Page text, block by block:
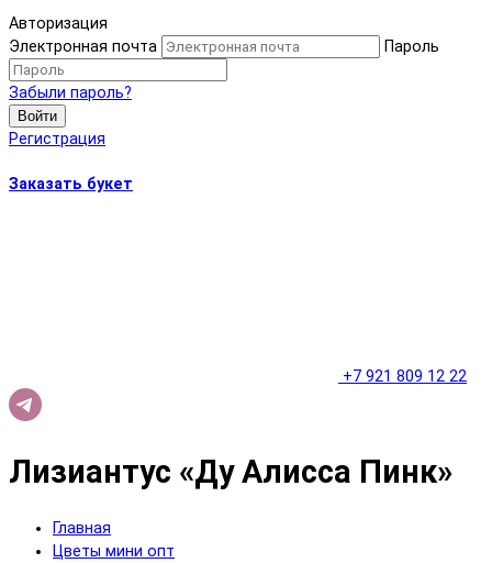
Авторизация
Электронная почта
Пароль
Забыли пароль?
Войти
Регистрация
Заказать букет
+7 921 809 12 22
Лизиантус «Ду Алисса Пинк»
Главная
Цветы мини опт